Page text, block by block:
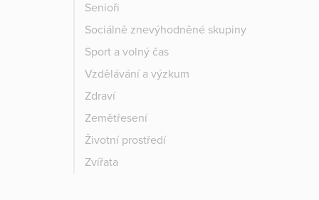
Senioři
Sociálně znevýhodněné skupiny
Sport a volný čas
Vzdělávání a výzkum
Zdraví
Zemětřesení
Životní prostředí
Zvířata